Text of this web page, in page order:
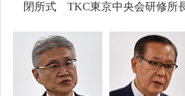
閉所式 TKC東京中央会研修所